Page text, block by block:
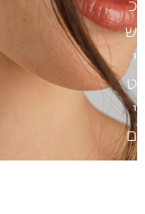
כ
ש
י
ט
י
ם